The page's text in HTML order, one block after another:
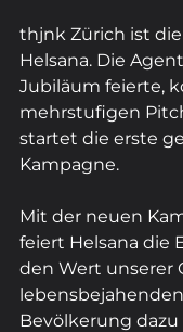
thjnk Zürich ist
Helsana. Die
Jubiläum feierte,
mehrstufigen
startet die erste
Kampagne.
Mit der neuen
feiert Helsana die
den Wert unserer
Bevölkerung dazu